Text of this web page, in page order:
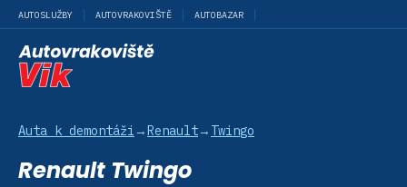
AUTOSLUŽBY AUTOVRAKOVIŠTĚ AUTOBAZAR
Auta k demontáži →Renault→ Twingo
Renault Twingo